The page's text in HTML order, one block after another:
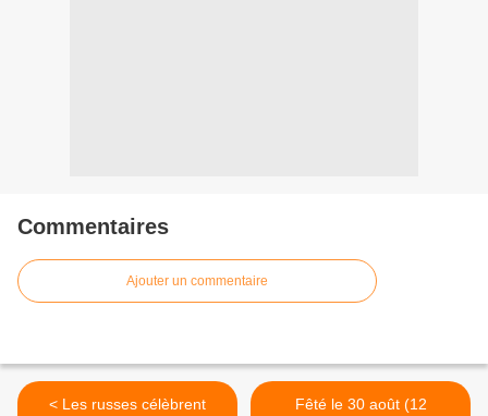
Commentaires
Ajouter un commentaire
< Les russes célèbrent
Fêté le 30 août (12